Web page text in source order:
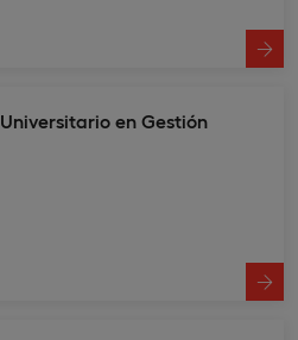
en Gestión